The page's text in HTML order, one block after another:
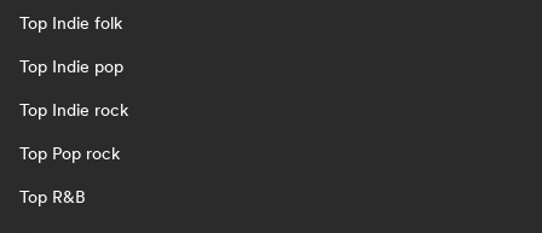
Top Indie folk
Top Indie pop
Top Indie rock
Top Pop rock
Top R&B